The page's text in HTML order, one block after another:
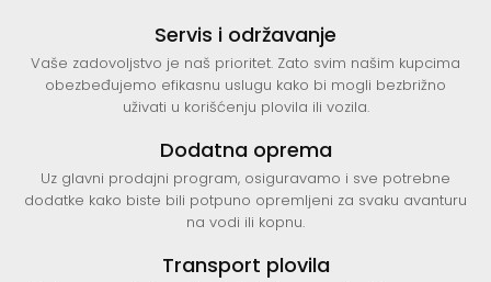
Servis i održavanje
Vaše zadovoljstvo je naš prioritet. Zato svim našim kupcima
obezbeđujemo efikasnu uslugu kako bi mogli bezbrižno
uživati u korišćenju plovila ili vozila.
Dodatna oprema
Uz glavni prodajni program, osiguravamo i sve potrebne
dodatke kako biste bili potpuno opremljeni za svaku avanturu
na vodi ili kopnu.
Transport plovila